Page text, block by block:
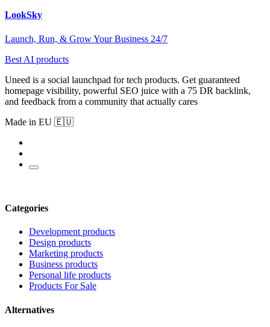
LookSky
Launch, Run, & Grow Your Business 24/7
Best AI products
Uneed is a social launchpad for tech products. Get guaranteed
homepage visibility, powerful SEO juice with a 75 DR backlink,
and feedback from a community that actually cares
Made in EU 🇪🇺
Categories
Development products
Design products
Marketing products
Business products
Personal life products
Products For Sale
Alternatives